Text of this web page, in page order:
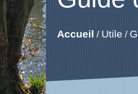
Accueil /Utile /